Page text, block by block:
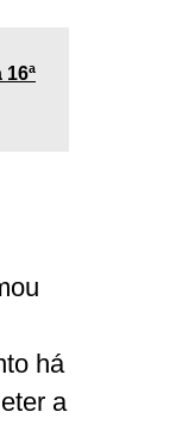
há
a